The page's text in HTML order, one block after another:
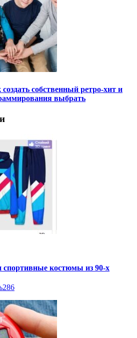
собственный ретро-хит и
выбрать
спортивные костюмы из 90-х
286